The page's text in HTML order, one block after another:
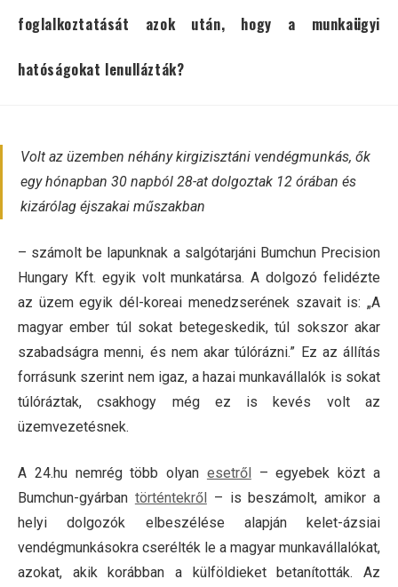
foglalkoztatását azok után, hogy a munkaügyi
hatóságokat lenullázták?
Volt az üzemben néhány kirgizisztáni vendégmunkás, ők
egy hónapban 30 napból 28-at dolgoztak 12 órában és
kizárólag éjszakai műszakban
– számolt be lapunknak a salgótarjáni Bumchun Precision
Hungary Kft. egyik volt munkatársa. A dolgozó felidézte
az üzem egyik dél-koreai menedzserének szavait is: „A
magyar ember túl sokat betegeskedik, túl sokszor akar
szabadságra menni, és nem akar túlórázni.” Ez az állítás
forrásunk szerint nem igaz, a hazai munkavállalók is sokat
túlóráztak, csakhogy még ez is kevés volt az
üzemvezetésnek.
A 24.hu nemrég több olyan esetről– egyebek közt a
Bumchun-gyárban történtekről– is beszámolt, amikor a
helyi dolgozók elbeszélése alapján kelet-ázsiai
vendégmunkásokra cserélték le a magyar munkavállalókat,
azokat, akik korábban a külföldieket betanították. Az